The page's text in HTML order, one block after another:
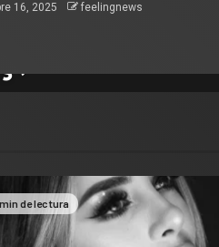
16, 2025 feelingnews
de lectura